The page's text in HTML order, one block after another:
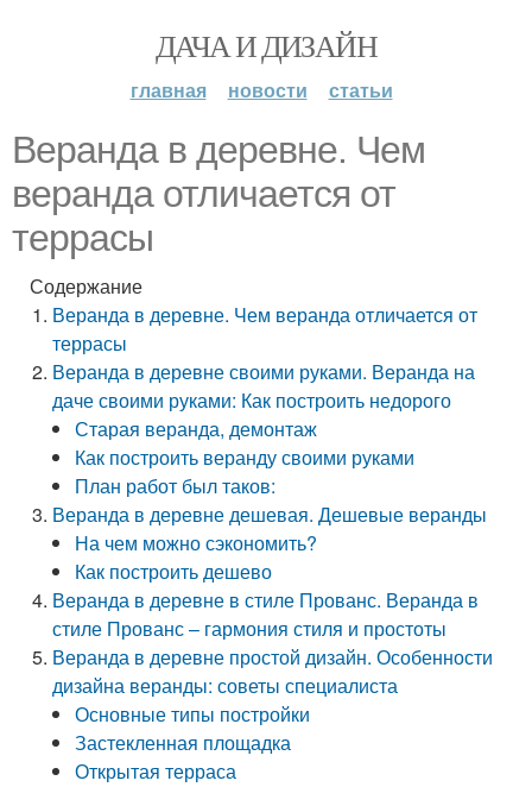
ДАЧА И ДИЗАЙН
главная новости статьи
Веранда в деревне. Чем
веранда отличается от
террасы
Содержание
Веранда в деревне. Чем веранда отличается от
террасы
Веранда в деревне своими руками. Веранда на
даче своими руками: Как построить недорого
Старая веранда, демонтаж
Как построить веранду своими руками
План работ был таков:
Веранда в деревне дешевая. Дешевые веранды
На чем можно сэкономить?
Как построить дешево
Веранда в деревне в стиле Прованс. Веранда в
стиле Прованс – гармония стиля и простоты
Веранда в деревне простой дизайн. Особенности
дизайна веранды: советы специалиста
Основные типы постройки
Застекленная площадка
Открытая терраса